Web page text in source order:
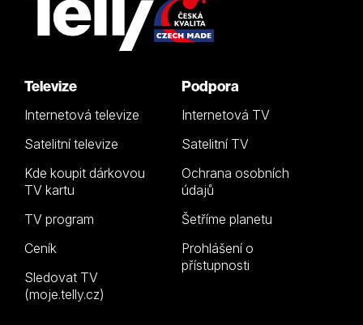
Televize
Internetová televize
Satelitní televize
Kde koupit dárkovou
TV kartu
TV program
Ceník
Sledovat TV
(moje.telly.cz)
Podpora
Internetová TV
Satelitní TV
Ochrana osobních
údajů
Šetříme planetu
Prohlášení o
přístupnosti